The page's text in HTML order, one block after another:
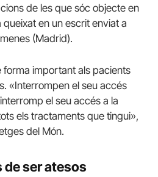
de les que sóc objecte en
queixat en un escrit enviat a
(Madrid).
important als pacients
«Interrompen el seu accés
el seu accés a la
els tractaments que tingui»,
del Món.
de ser atesos